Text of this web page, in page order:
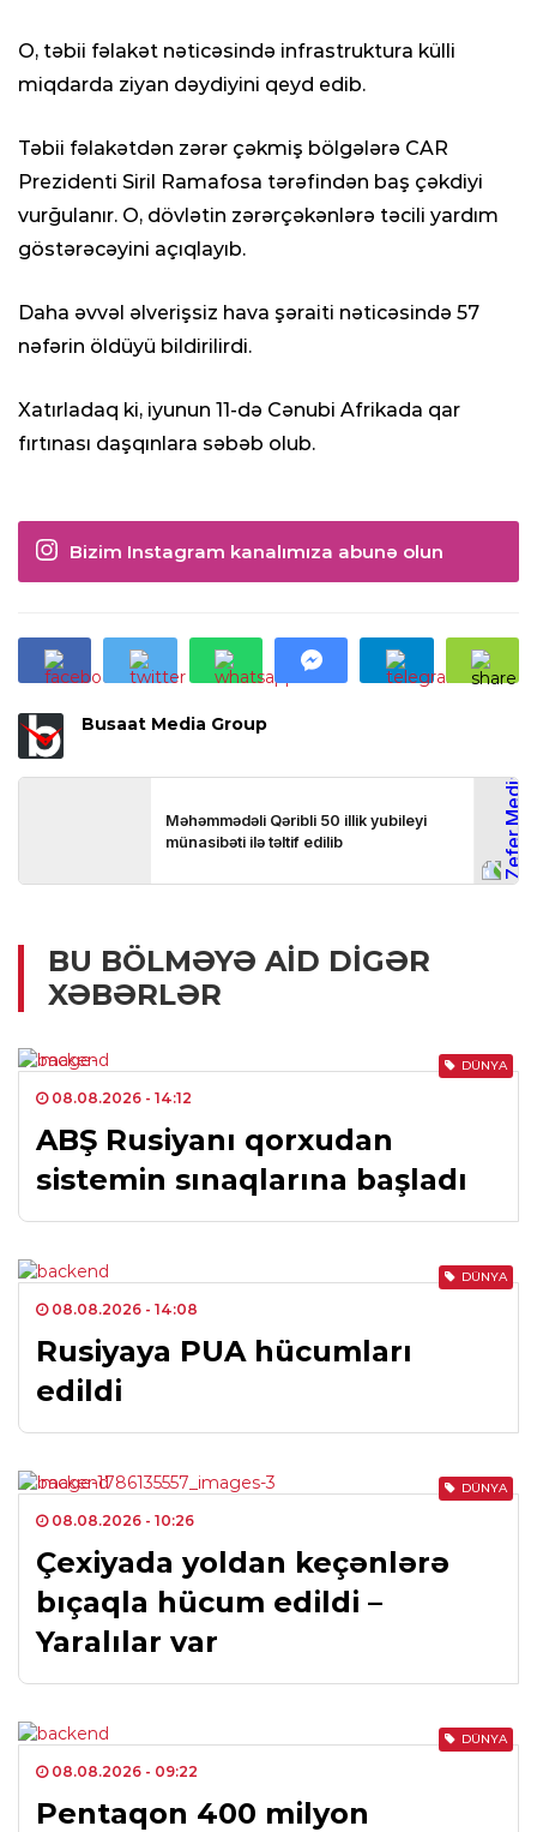
O, təbii fəlakət nəticəsində infrastruktura külli
miqdarda ziyan dəydiyini qeyd edib.
Təbii fəlakətdən zərər çəkmiş bölgələrə CAR
Prezidenti Siril Ramafosa tərəfindən baş çəkdiyi
vurğulanır. O, dövlətin zərərçəkənlərə təcili yardım
göstərəcəyini açıqlayıb.
Daha əvvəl əlverişsiz hava şəraiti nəticəsində 57
nəfərin öldüyü bildirilirdi.
Xatırladaq ki, iyunun 11-də Cənubi Afrikada qar
fırtınası daşqınlara səbəb olub.
Bizim Instagram kanalımıza abunə olun
Busaat Media Group
BU BÖLMƏYƏ AID DIGƏR
XƏBƏRLƏR
DÜNYA
08.08.2026 - 14:12
ABŞ Rusiyanı qorxudan
sistemin sınaqlarına başladı
DÜNYA
08.08.2026 - 14:08
Rusiyaya PUA hücumları
edildi
DÜNYA
08.08.2026 - 10:26
Çexiyada yoldan keçənlərə
bıçaqla hücum edildi –
Yaralılar var
DÜNYA
08.08.2026 - 09:22
Pentaqon 400 milyon